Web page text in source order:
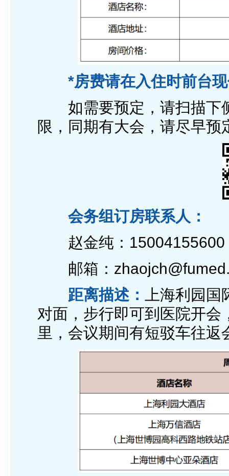
*房费请在入住时前台
如需要预定，请扫描下
限，同期有大会，请尽早预
会务组订房联系人：
赵金纯：15004155600
邮箱：
距离描述：
上海利园
对面，步行即可到医院开
里，会议期间有短驳车往返